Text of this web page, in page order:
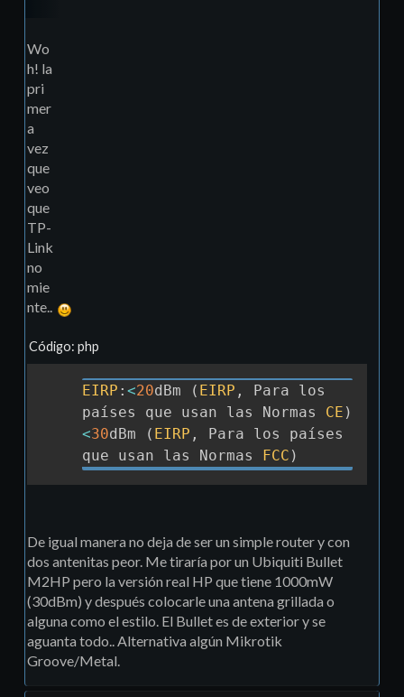
Wo
h! la
pri
mer
a
vez
que
veo
que
TP-
Link
no
mie
nte..
Código: php
EIRP : <20dBm ( EIRP ,
Para los
países que usan las Normas CE )
<30dBm ( EIRP ,
Para los países
que usan las Normas FCC )
Copia
De igual manera no deja de ser un simple router y con
dos antenitas peor. Me tiraría por un Ubiquiti Bullet
M2HP pero la versión real HP que tiene 1000mW
(30dBm) y después colocarle una antena grillada o
alguna como el estilo. El Bullet es de exterior y se
aguanta todo.. Alternativa algún Mikrotik
Groove/Metal.